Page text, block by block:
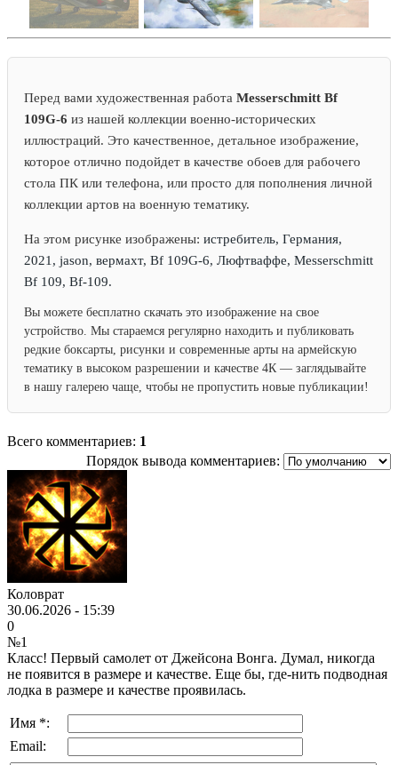
Перед вами художественная работа Messerschmitt Bf
109G-6 из нашей коллекции военно-исторических
иллюстраций. Это качественное, детальное изображение,
которое отлично подойдет в качестве обоев для рабочего
стола ПК или телефона, или просто для пополнения личной
коллекции артов на военную тематику.
На этом рисунке изображены: истребитель, Германия,
2021, jason, вермахт, Bf 109G-6, Люфтваффе, Messerschmitt
Bf 109, Bf-109.
Вы можете бесплатно скачать это изображение на свое
устройство. Мы стараемся регулярно находить и публиковать
редкие боксарты, рисунки и современные арты на армейскую
тематику в высоком разрешении и качестве 4К — заглядывайте
в нашу галерею чаще, чтобы не пропустить новые публикации!
Всего комментариев: 1
Порядок вывода комментариев:
Коловрат
30.06.2026 - 15:39
0
№1
Класс! Первый самолет от Джейсона Вонга. Думал, никогда
не появится в размере и качестве. Еще бы, где-нить подводная
лодка в размере и качестве проявилась.
Имя *:
Email: